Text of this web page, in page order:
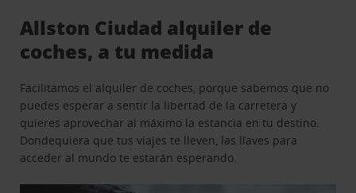
Allston Ciudad alquiler de
coches, a tu medida
Facilitamos el alquiler de coches, porque sabemos que no
puedes esperar a sentir la libertad de la carretera y
quieres aprovechar al máximo la estancia en tu destino.
Dondequiera que tus viajes te lleven, las llaves para
acceder al mundo te estarán esperando.